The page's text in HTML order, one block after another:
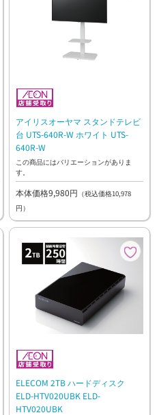
アイリスオーヤマ スタンドテレビ
台 UTS-640R-W ホワイト UTS-
640R-W
この商品にはバリエーションがありま
す。
本体価格9,980円 （税込価格10,978
円）
ELECOM 2TB ハードディスク
ELD-HTV020UBK ELD-
HTV020UBK